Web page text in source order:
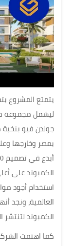
يتمتع المشروع
ليشمل مجموعة
جولدن فيو بنخبة
بمصر وخارجها
الكمبوند على
استخدام أجود
العالمية، ونجد
الكمبوند
كما اهتمت